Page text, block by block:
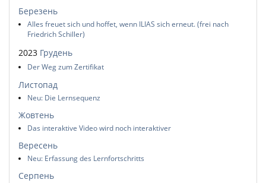
Березень
Alles freuet sich und hoffet, wenn ILIAS sich erneut. (frei nach
Friedrich Schiller)
2023 Грудень
Der Weg zum Zertifikat
Листопад
Neu: Die Lernsequenz
Жовтень
Das interaktive Video wird noch interaktiver
Вересень
Neu: Erfassung des Lernfortschritts
Серпень